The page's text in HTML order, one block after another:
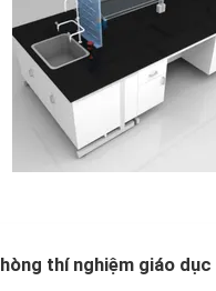
thí nghiệm giáo